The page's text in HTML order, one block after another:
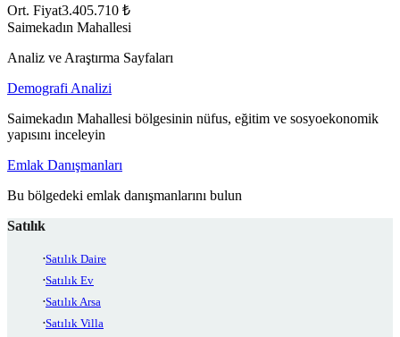
Ort. Fiyat3.405.710 ₺
Saimekadın Mahallesi
Analiz ve Araştırma Sayfaları
Demografi Analizi
Saimekadın Mahallesi bölgesinin nüfus, eğitim ve sosyoekonomik
yapısını inceleyin
Emlak Danışmanları
Bu bölgedeki emlak danışmanlarını bulun
Satılık
Satılık Daire
Satılık Ev
Satılık Arsa
Satılık Villa